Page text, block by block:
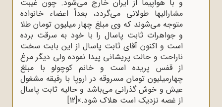
و با هواپیما از ایران خارج می‌شود. چون غیبت
مشارالیها طولانی می‌گردد، بعداً اعضاء خانواده
متوجه می‌شوند که وی مبلغ چهار میلیون تومان طلا
و جواهرات ثابت پاسال را با خود به سرقت برده
است و اکنون آقای ثابت پاسال از این بابت سخت
ناراحت و حالت پریشانی پیدا نموده ولی دیگر مرغ
از قفس پریده است و خانم کوچولو با مبلغ
چهارمیلیون تومان مسروقه در اروپا با رفیقه مشغول
عیش و خوش گذرانی می‌باشد و حالیه ثابت پاسال
از غصه نزدیک است هلاک شود.»[12]